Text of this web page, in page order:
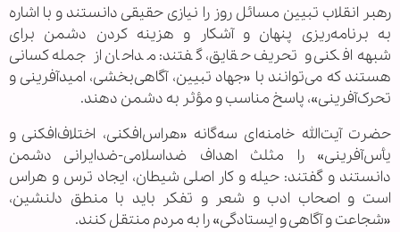
رهبر انقلاب تبیین مسائل روز را نیازی حقیقی دانستند و با اشاره
به برنامه‌ریزی پنهان و آشکار و هزینه کردن دشمن برای
شبهه‌افکنی و تحریف حقایق، گفتند: مداحان از جمله کسانی
هستند که می‌توانند با «جهاد تبیین، آگاهی‌بخشی، امیدآفرینی و
تحرک‌آفرینی»، پاسخ مناسب و مؤثر به دشمن دهند.
حضرت آیت‌الله خامنه‌ای سه‌گانه «هراس‌افکنی، اختلاف‌افکنی و
یأس‌آفرینی» را مثلث اهداف ضداسلامی-ضدایرانی دشمن
دانستند و گفتند: حیله و کار اصلی شیطان، ایجاد ترس و هراس
است و اصحاب ادب و شعر و تفکر باید با منطق دلنشین،
«شجاعت و آگاهی و ایستادگی» را به مردم منتقل کنند.